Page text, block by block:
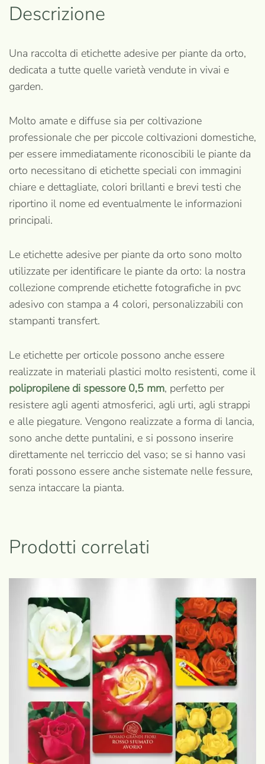
Descrizione
Una raccolta di etichette adesive per piante da orto,
dedicata a tutte quelle varietà vendute in vivai e
garden.
Molto amate e diffuse sia per coltivazione
professionale che per piccole coltivazioni domestiche,
per essere immediatamente riconoscibili le piante da
orto necessitano di etichette speciali con immagini
chiare e dettagliate, colori brillanti e brevi testi che
riportino il nome ed eventualmente le informazioni
principali.
Le etichette adesive per piante da orto sono molto
utilizzate per identificare le piante da orto: la nostra
collezione comprende etichette fotografiche in pvc
adesivo con stampa a 4 colori, personalizzabili con
stampanti transfert.
Le etichette per orticole possono anche essere
realizzate in materiali plastici molto resistenti, come il
polipropilene di spessore 0,5 mm, perfetto per
resistere agli agenti atmosferici, agli urti, agli strappi
e alle piegature. Vengono realizzate a forma di lancia,
sono anche dette puntalini, e si possono inserire
direttamente nel terriccio del vaso; se si hanno vasi
forati possono essere anche sistemate nelle fessure,
senza intaccare la pianta.
Prodotti correlati